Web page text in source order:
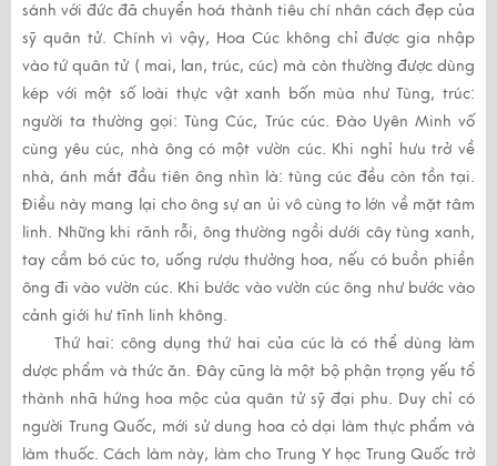
sánh với đức đã chuyển hoá thành tiêu chí nhân cách đẹp của
sỹ quân tử. Chính vì vậy, Hoa Cúc không chỉ được gia nhập
vào tứ quân tử ( mai, lan, trúc, cúc) mà còn thường được dùng
kép với một số loài thực vật xanh bốn mùa như Tùng, trúc:
người ta thường gọi: Tùng Cúc, Trúc cúc. Đào Uyên Minh vố
cùng yêu cúc, nhà ông có một vườn cúc. Khi nghỉ hưu trở về
nhà, ánh mắt đầu tiên ông nhìn là: tùng cúc đều còn tồn tại.
Điều này mang lại cho ông sự an ủi vô cùng to lớn về mặt tâm
linh. Những khi rãnh rỗi, ông thường ngồi dưới cây tùng xanh,
tay cầm bó cúc to, uống rượu thưởng hoa, nếu có buồn phiền
ông đi vào vườn cúc. Khi bước vào vườn cúc ông như bước vào
cảnh giới hư tĩnh linh không.
Thứ hai: công dụng thứ hai của cúc là có thể dùng làm
dược phẩm và thức ăn. Đây cũng là một bộ phận trọng yếu tổ
thành nhã hứng hoa mộc của quân tử sỹ đại phu. Duy chỉ có
người Trung Quốc, mới sử dung hoa cỏ dại làm thực phẩm và
làm thuốc. Cách làm này, làm cho Trung Y học Trung Quốc trở